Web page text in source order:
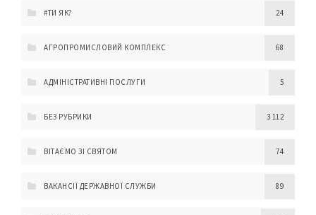
#ТИ ЯК? 24
АГРОПРОМИСЛОВИЙ КОМПЛЕКС 68
АДМІНІСТРАТИВНІ ПОСЛУГИ 5
БЕЗ РУБРИКИ 3 112
ВІТАЄМО ЗІ СВЯТОМ 74
ВАКАНСІЇ ДЕРЖАВНОЇ СЛУЖБИ 89